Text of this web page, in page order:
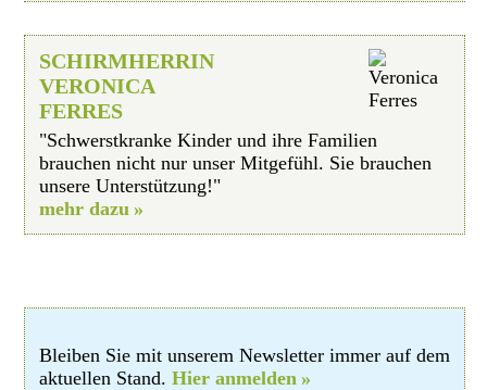
SCHIRMHERRIN
VERONICA
FERRES
"Schwerstkranke Kinder und ihre Familien
brauchen nicht nur unser Mitgefühl. Sie brauchen
unsere Unterstützung!"
mehr dazu
Bleiben Sie mit unserem Newsletter immer auf dem
aktuellen Stand. Hier anmelden